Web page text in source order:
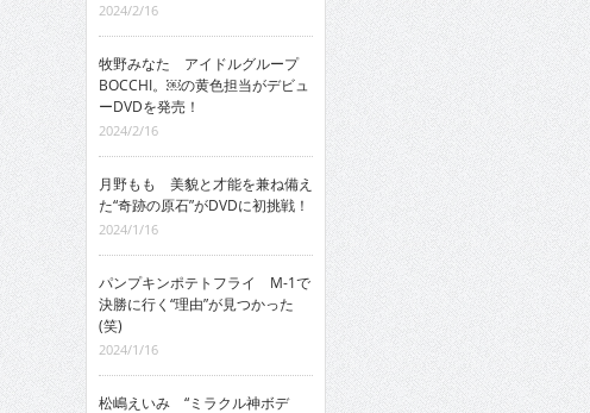
2024/2/16
牧野みなた アイドルグループ
BOCCHI。￼の黄色担当がデビュ
ーDVDを発売！
2024/2/16
月野もも 美貌と才能を兼ね備え
た“奇跡の原石”がDVDに初挑戦！
2024/1/16
パンプキンポテトフライ M-1で
決勝に行く“理由”が見つかった
(笑)
2024/1/16
松嶋えいみ “ミラクル神ボデ